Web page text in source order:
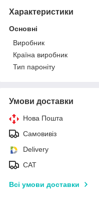
Характеристики
Основні
Виробник
Країна виробник
Тип пароніту
Умови доставки
Нова Пошта
Самовивіз
Delivery
САТ
Всі умови доставки